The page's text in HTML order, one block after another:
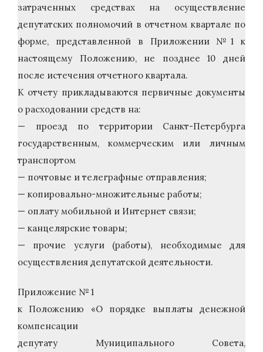
затраченных средствах на осуществление
депутатских полномочий в отчетном квартале по
форме, представленной в Приложении №1 к
настоящему Положению, не позднее 10 дней
после истечения отчетного квартала.
К отчету прикладываются первичные документы
о расходовании средств на:
— проезд по территории Санкт-Петербурга
государственным, коммерческим или личным
транспортом
— почтовые и телеграфные отправления;
— копировально-множительные работы;
— оплату мобильной и Интернет связи;
— канцелярские товары;
— прочие услуги (работы), необходимые для
осуществления депутатской деятельности.
Приложение № 1
к Положению «О порядке выплаты денежной
компенсации
депутату Муниципального Совета,